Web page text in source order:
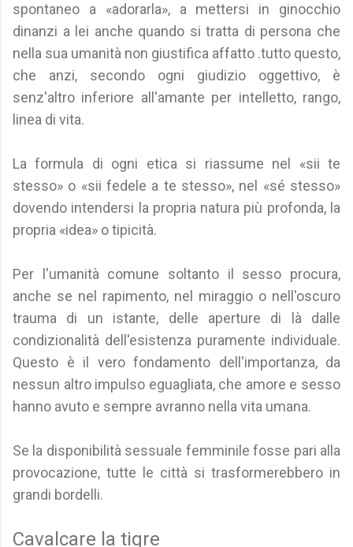
spontaneo a «adorarla», a mettersi in ginocchio
dinanzi a lei anche quando si tratta di persona che
nella sua umanità non giustifica affatto .tutto questo,
che anzi, secondo ogni giudizio oggettivo, è
senz'altro inferiore all'amante per intelletto, rango,
linea di vita.
La formula di ogni etica si riassume nel «sii te
stesso» o «sii fedele a te stesso», nel «sé stesso»
dovendo intendersi la propria natura più profonda, la
propria «idea» o tipicità.
Per l'umanità comune soltanto il sesso procura,
anche se nel rapimento, nel miraggio o nell'oscuro
trauma di un istante, delle aperture di là dalle
condizionalità dell'esistenza puramente individuale.
Questo è il vero fondamento dell'importanza, da
nessun altro impulso eguagliata, che amore e sesso
hanno avuto e sempre avranno nella vita umana.
Se la disponibilità sessuale femminile fosse pari alla
provocazione, tutte le città si trasformerebbero in
grandi bordelli.
Cavalcare la tigre